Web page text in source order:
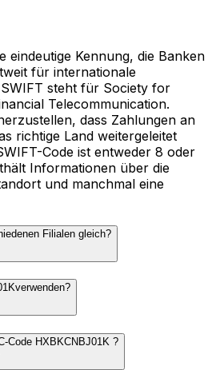
eindeutige Kennung, die Banken
für internationale
steht für Society for
Telecommunication.
dass Zahlungen an
richtige Land weitergeleitet
Code ist entweder 8 oder
Informationen über die
und manchmal eine
Filialen gleich?
Code HXBKCNBJ01K ?